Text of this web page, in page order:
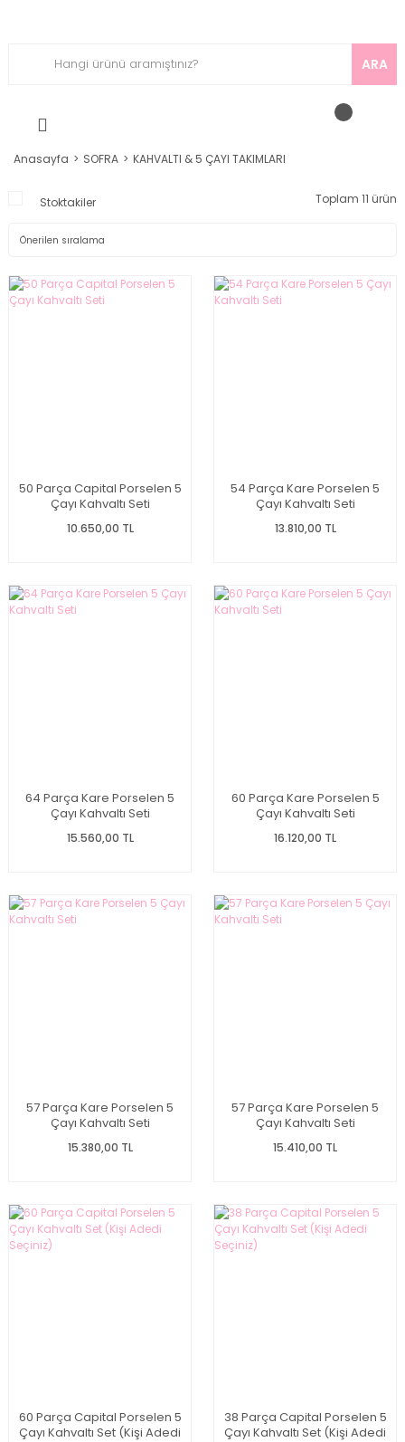
ARA
Anasayfa SOFRA KAHVALTI & 5 ÇAYI TAKIMLARI
Stoktakiler Toplam 11 ürün
50 Parça Capital Porselen 5
Çayı Kahvaltı Seti
10.650,00 TL
54 Parça Kare Porselen 5
Çayı Kahvaltı Seti
13.810,00 TL
64 Parça Kare Porselen 5
Çayı Kahvaltı Seti
15.560,00 TL
60 Parça Kare Porselen 5
Çayı Kahvaltı Seti
16.120,00 TL
57 Parça Kare Porselen 5
Çayı Kahvaltı Seti
15.380,00 TL
57 Parça Kare Porselen 5
Çayı Kahvaltı Seti
15.410,00 TL
60 Parça Capital Porselen 5
Çayı Kahvaltı Set (Kişi Adedi
38 Parça Capital Porselen 5
Çayı Kahvaltı Set (Kişi Adedi